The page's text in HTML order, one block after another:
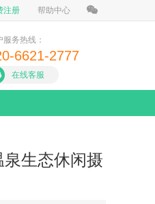
注册 帮助中心
服务热线：
6621-2777
在线客服
泉生态休闲摄